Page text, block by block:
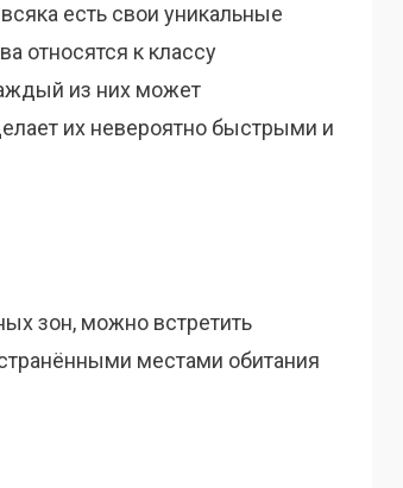
есть свои уникальные
относятся к классу
из них может
их невероятно быстрыми и
зон, можно встретить
местами обитания